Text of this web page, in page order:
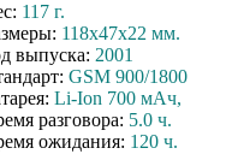
117 г.
118x47x22 мм.
выпуска: 2001
GSM 900/1800
Li-Ion 700 мАч,
разговора: 5.0 ч.
ожидания: 120 ч.